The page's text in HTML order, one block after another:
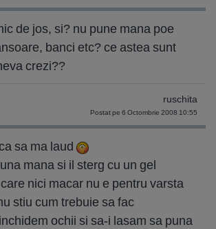
de jos, si? nu pune mana poe
banci etc? ce astea sunt
crezi??
ruschita
Postat pe 6 Octombrie 2008 10:55
sa ma laud
mana si il sterg cu un gel
nici macar nu e pentru varsta
stiu cum trebuie sa fac
ochii si sa-i lasam sa puna